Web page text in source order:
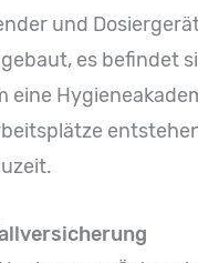
und
es befindet
eine